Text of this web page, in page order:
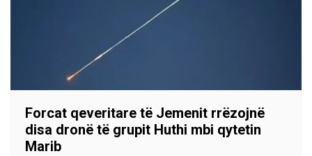
Forcat qeveritare të Jemenit rrëzojnë
disa dronë të grupit Huthi mbi qytetin
Marib